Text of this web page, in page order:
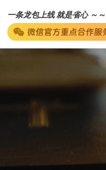
一条龙包上线 就是省心 ～～